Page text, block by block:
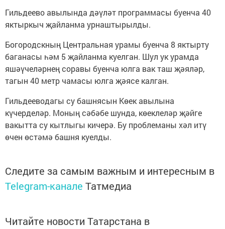
Гильдеево авылында дәүләт программасы буенча 40
яктыркыч җайланма урнаштырылды.
Богородскның Центральная урамы буенча 8 яктырту
баганасы һәм 5 җайланма куелган. Шул ук урамда
яшәүчеләрнең соравы буенча юлга вак таш җәяләр,
тагын 40 метр чамасы юлга җәясе калган.
Гильдееводагы су башнясын Көек авылына
күчерделәр. Моның сәбәбе шунда, көеклеләр җәйге
вакытта су кытлыгы кичерә. Бу проблеманы хәл итү
өчен өстәмә башня куелды.
Следите за самым важным и интересным в
Telegram-канале Татмедиа
Читайте новости Татарстана в